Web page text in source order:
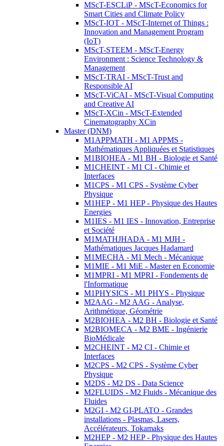
MScT-ESCLiP - MScT-Economics for
Smart Cities and Climate Policy
MScT-IOT - MScT-Internet of Things :
Innovation and Management Program
(IoT)
MScT-STEEM - MScT-Energy
Environment : Science Technology &
Management
MScT-TRAI - MScT-Trust and
Responsible AI
MScT-ViCAI - MScT-Visual Computing
and Creative AI
MScT-XCin - MScT-Extended
Cinematography XCin
Master (DNM)
M1APPMATH - M1 APPMS -
Mathématiques Appliquées et Statistiques
M1BIOHEA - M1 BH - Biologie et Santé
M1CHEINT - M1 CI - Chimie et
Interfaces
M1CPS - M1 CPS - Système Cyber
Physique
M1HEP - M1 HEP - Physique des Hautes
Energies
M1IES - M1 IES - Innovation, Entreprise
et Société
M1MATHJHADA - M1 MJH -
Mathématiques Jacques Hadamard
M1MECHA - M1 Mech - Mécanique
M1MIE - M1 MiE - Master en Economie
M1MPRI - M1 MPRI - Fondements de
l'Informatique
M1PHYSICS - M1 PHYS - Physique
M2AAG - M2 AAG - Analyse,
Arithmétique, Géométrie
M2BIOHEA - M2 BH - Biologie et Santé
M2BIOMECA - M2 BME - Ingénierie
BioMédicale
M2CHEINT - M2 CI - Chimie et
Interfaces
M2CPS - M2 CPS - Système Cyber
Physique
M2DS - M2 DS - Data Science
M2FLUIDS - M2 Fluids - Mécanique des
Fluides
M2GI - M2 GI-PLATO - Grandes
installations - Plasmas, Lasers,
Accélérateurs, Tokamaks
M2HEP - M2 HEP - Physique des Hautes